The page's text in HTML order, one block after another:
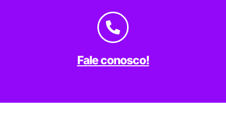
Fale conosco!